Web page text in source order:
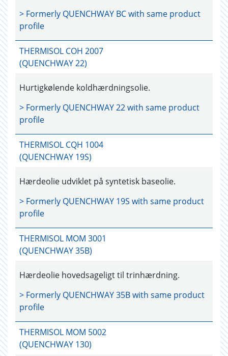
> Formerly QUENCHWAY BCwith same product
profile
THERMISOL COH 2007
(QUENCHWAY 22)
Hurtigkølende koldhærdningsolie.
> Formerly QUENCHWAY 22with same product
profile
THERMISOL CQH 1004
(QUENCHWAY 19S)
Hærdeolie udviklet på syntetisk baseolie.
> Formerly QUENCHWAY 19S with same product
profile
THERMISOL MOM 3001
(QUENCHWAY 35B)
Hærdeolie hovedsageligt til trinhærdning.
> Formerly QUENCHWAY 35Bwith same product
profile
THERMISOL MOM 5002
(QUENCHWAY 130)